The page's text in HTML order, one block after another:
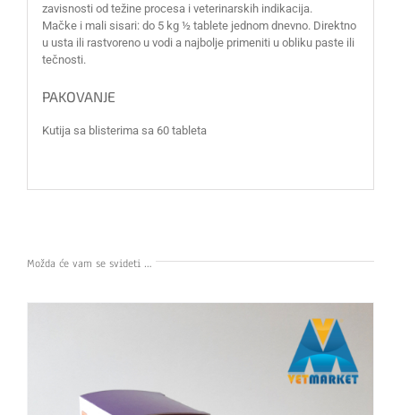
zavisnosti od težine procesa i veterinarskih indikacija.
Mačke i mali sisari: do 5 kg ½ tablete jednom dnevno. Direktno
u usta ili rastvoreno u vodi a najbolje primeniti u obliku paste ili
tečnosti.
PAKOVANJE
Kutija sa blisterima sa 60 tableta
Možda će vam se svideti …